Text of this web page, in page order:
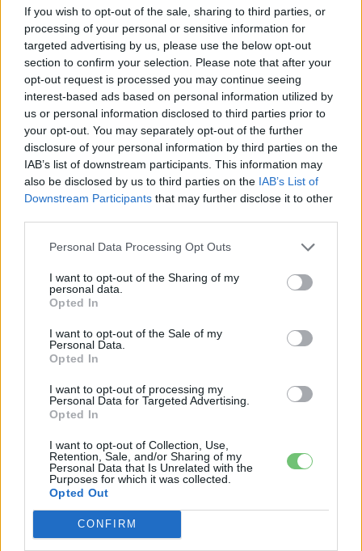
If you wish to opt-out of the sale, sharing to third parties, or
processing of your personal or sensitive information for
targeted advertising by us, please use the below opt-out
section to confirm your selection. Please note that after your
opt-out request is processed you may continue seeing
interest-based ads based on personal information utilized by
us or personal information disclosed to third parties prior to
your opt-out. You may separately opt-out of the further
disclosure of your personal information by third parties on the
IAB’s list of downstream participants. This information may
also be disclosed by us to third parties on the IAB’s List of
Downstream Participants that may further disclose it to other
Personal Data Processing Opt Outs
I want to opt-out of the Sharing of my
personal data.
Opted In
I want to opt-out of the Sale of my
Personal Data.
Opted In
I want to opt-out of processing my
Personal Data for Targeted Advertising.
Opted In
I want to opt-out of Collection, Use,
Retention, Sale, and/or Sharing of my
Personal Data that Is Unrelated with the
Purposes for which it was collected.
Opted Out
CONFIRM
CÍMKÉK e-mobilitás Elektromobilitás
Elektromos autó
Fejlesztés
Kipufogó stellantis
Főállásban Informatikus kocka, de lelkében elkötelezett gamer,
KAPCSOLÓDÓ CIKKEK TÖBB A SZERZŐTŐL
Elektromos
Tesla: visszatért a régi árazás a magyar
Supercharger-hálózaton